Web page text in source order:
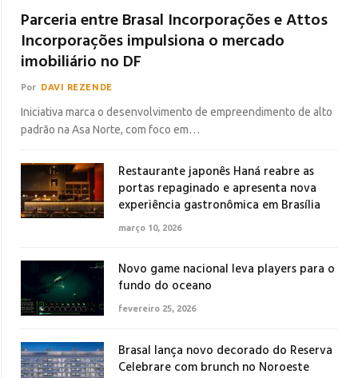
Parceria entre Brasal Incorporações e Attos
Incorporações impulsiona o mercado
imobiliário no DF
Por DAVI REZENDE
Iniciativa marca o desenvolvimento de empreendimento de alto
padrão na Asa Norte, com foco em…
Restaurante japonês Haná reabre as
portas repaginado e apresenta nova
experiência gastronômica em Brasília
março 10, 2026
Novo game nacional leva players para o
fundo do oceano
fevereiro 25, 2026
Brasal lança novo decorado do Reserva
Celebrare com brunch no Noroeste